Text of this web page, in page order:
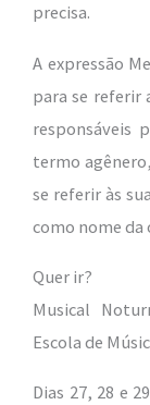
precisa.
A expressão
para se referir
responsáveis
termo
se referir às
como nome da
Quer ir?
Musical
Escola de
Dias 27, 28 e